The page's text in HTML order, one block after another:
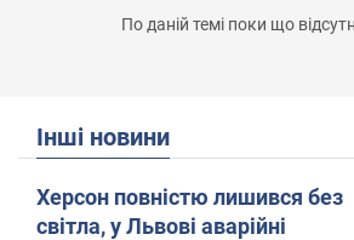
По даній темі поки що
Інші новини
Херсон повністю лишився без
світла, у Львові аварійні